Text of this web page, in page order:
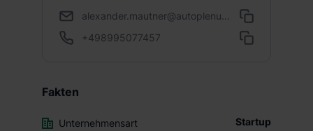
alexander.mautner@autoplenu...
+498995077457
Fakten
Unternehmensart Startup